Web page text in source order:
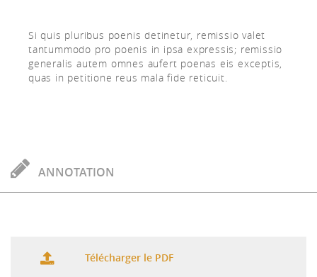
Si quis pluribus poenis detinetur, remissio valet
tantummodo pro poenis in ipsa expressis; remissio
generalis autem omnes aufert poenas eis exceptis,
quas in petitione reus mala fide reticuit.
ANNOTATION
Télécharger le PDF